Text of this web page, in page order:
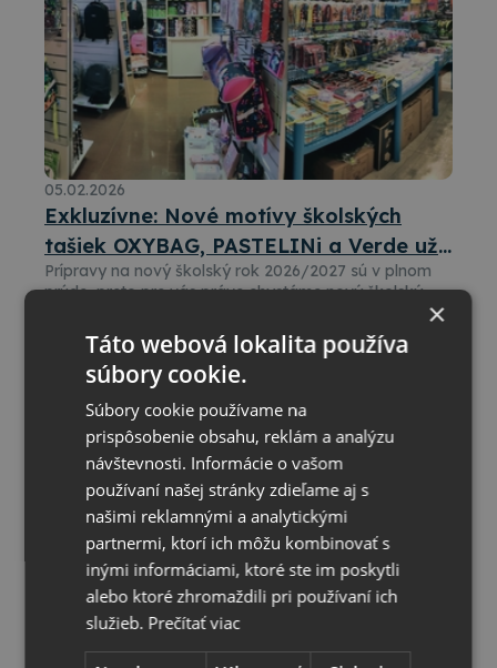
05.02.2026
Exkluzívne: Nové motívy školských
tašiek OXYBAG, PASTELINi a Verde už
čoskoro
Prípravy na nový školský rok 2026/2027 sú v plnom
prúde, preto pre vás práve chystáme nový školský
Osobne sme vyberali nové kolekcie školských tašiek,
batohov a doplnkov, aby si najmä prváčikovia a žiaci
prvého stupňa mali z čoho vyberať.
Okrem noviniek nájdete v ponuke aj obľúbené modely
z minulých kolekcií, ktoré si zákazníci dlhodobo
vyberajú. Vďaka tomu máte ešte väčší výber a môžete
nakúpiť výhodnejšie. Samozrejmosťou je aj osobný
odber v Matúškove, takže si tovar objednáte online a
vyzdvihnete bez čakania na kuriéra.
×
Táto webová lokalita používa
súbory cookie.
Súbory cookie používame na
prispôsobenie obsahu, reklám a analýzu
návštevnosti. Informácie o vašom
používaní našej stránky zdieľame aj s
našimi reklamnými a analytickými
partnermi, ktorí ich môžu kombinovať s
inými informáciami, ktoré ste im poskytli
alebo ktoré zhromaždili pri používaní ich
služieb. Prečítať viac